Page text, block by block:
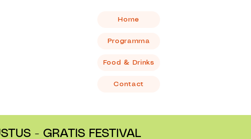
Home
Programma
Food & Drinks
Contact
- GRATIS FESTIVAL